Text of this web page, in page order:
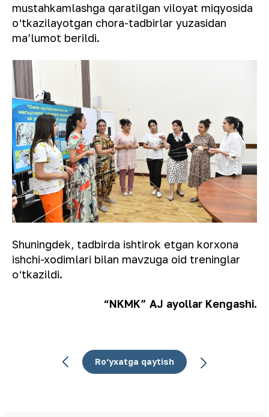
mustahkamlashga qaratilgan viloyat miqyosida
o‘tkazilayotgan chora-tadbirlar yuzasidan
maʼlumot berildi.
Shuningdek, tadbirda ishtirok etgan korxona
ishchi-xodimlari bilan mavzuga oid treninglar
o‘tkazildi.
“NKMK” AJ ayollar Kengashi.
Ro‘yxatga qaytish